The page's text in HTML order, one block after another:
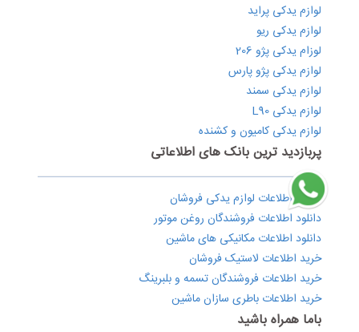
لوازم یدکی پراید
لوازم یدکی ریو
لوزام یدکی پژو 206
لوازم یدکی پژو پارس
لوازم یدکی سمند
لوازم یدکی L90
لوازم یدکی کامیون و کشنده
پربازدید ترین بانک های اطلاعاتی
دانلود اطلاعات لوازم یدکی فروشان
دانلود اطلاعات فروشندگان روغن موتور
دانلود اطلاعات مکانیکی های ماشین
خرید اطلاعات لاستیک فروشان
خرید اطلاعات فروشندگان تسمه و بلبرینگ
خرید اطلاعات باطری سازان ماشین
باما همراه باشید